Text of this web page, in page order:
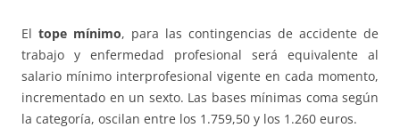
El tope mínimo, para las contingencias de accidente de
trabajo y enfermedad profesional será equivalente al
salario mínimo interprofesional vigente en cada momento,
incrementado en un sexto. Las bases mínimas coma según
la categoría, oscilan entre los 1.759,50 y los 1.260 euros.